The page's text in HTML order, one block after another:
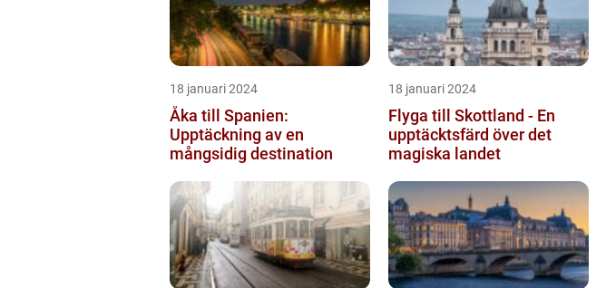
18 januari 2024
Åka till Spanien:
Upptäckning av en
mångsidig destination
18 januari 2024
Flyga till Skottland - En
upptäcktsfärd över det
magiska landet